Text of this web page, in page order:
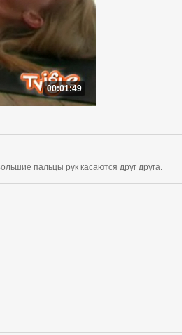
00:01:49
пальцы рук касаются друг друга.